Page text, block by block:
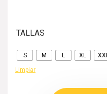
TALLAS
S M L XL
Limpiar